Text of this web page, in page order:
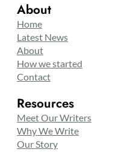
About
Home
Latest News
About
How we started
Contact
Resources
Meet Our Writers
Why We Write
Our Story